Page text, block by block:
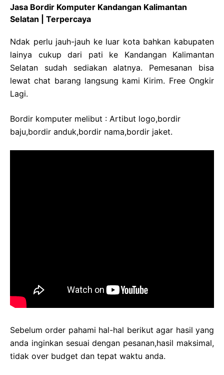
Jasa Bordir Komputer Kandangan Kalimantan
Selatan | Terpercaya
Ndak perlu jauh-jauh ke luar kota bahkan kabupaten
lainya cukup dari pati ke Kandangan Kalimantan
Selatan sudah sediakan alatnya. Pemesanan bisa
lewat chat barang langsung kami Kirim. Free Ongkir
Lagi.
Bordir komputer melibut : Artibut logo,bordir
baju,bordir anduk,bordir nama,bordir jaket.
Sebelum order pahami hal-hal berikut agar hasil yang
anda inginkan sesuai dengan pesanan,hasil maksimal,
tidak over budget dan tepat waktu anda.